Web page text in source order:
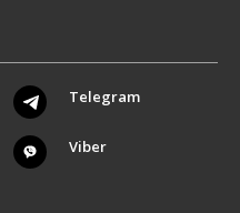
Telegram
Viber